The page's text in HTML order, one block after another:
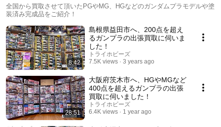
全国から買取させて頂いたPGやMG、HGなどのガンダムプラモデルや塗
装済み完成品をご紹介！
8:42
島根県益田市へ、200点を超え
るガンプラの出張買取に伺いま
した！
トライホビーズ
7.5K views
3 years ago
28:51
大阪府茨木市へ、HGやMGなど
400点を超えるガンプラの出張
買取に伺いました！
トライホビーズ
6.4K views
1 year ago